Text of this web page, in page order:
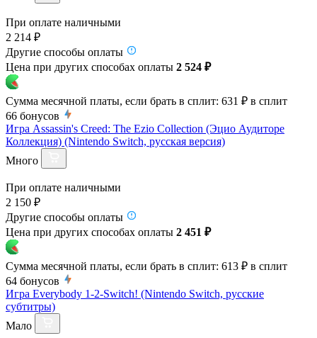
При оплате наличными
2 214 ₽
Другие способы оплаты
Цена при других способах оплаты 2 524 ₽
Сумма месячной платы, если брать в сплит: 631 ₽ в сплит
66 бонусов
Игра Assassin's Creed: The Ezio Collection (Эцио Аудиторе
Коллекция) (Nintendo Switch, русская версия)
Много
При оплате наличными
2 150 ₽
Другие способы оплаты
Цена при других способах оплаты 2 451 ₽
Сумма месячной платы, если брать в сплит: 613 ₽ в сплит
64 бонусов
Игра Everybody 1-2-Switch! (Nintendo Switch, русские
субтитры)
Мало